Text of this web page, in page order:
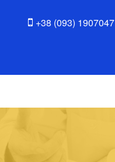
+38 (093) 1907047